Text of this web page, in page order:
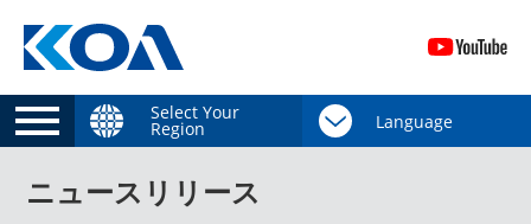
Select Your
Region
ニュースリリース